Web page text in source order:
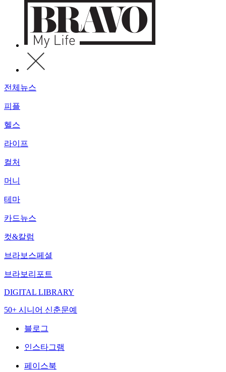
전체뉴스
피플
헬스
라이프
컬처
머니
테마
카드뉴스
컷&칼럼
브라보스페셜
브라보리포트
DIGITAL LIBRARY
50+ 시니어 신춘문예
블로그
인스타그램
페이스북